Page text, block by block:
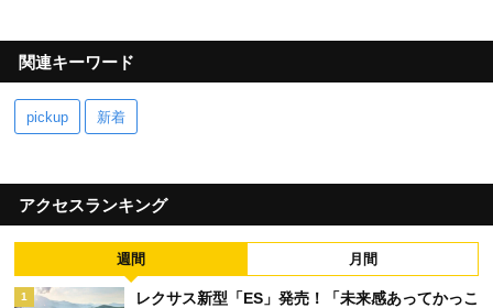
関連キーワード
pickup 新着
アクセスランキング
週間 月間
1
レクサス新型「ES」発売！「未来感あってかっこ